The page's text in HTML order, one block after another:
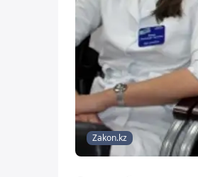
Zakon.kz